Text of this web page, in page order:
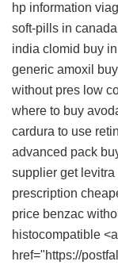
hp information
soft-pills in canada
india clomid buy
generic amoxil
without pres low
where to buy
cardura to use
advanced pack
supplier get
prescription
price benzac
histocompatible <a
href="https://